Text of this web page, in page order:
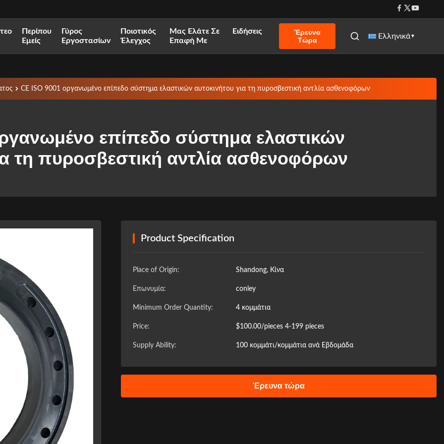
Περίπου
Εμείς
Γύρος
Εργοστασίων
Ποιοτικός
Έλεγχος
Μας Ελάτε Σε
Επαφή Με
Ειδήσεις
Έρευνα
Τώρα
Ελληνικά ▼
CE ISO 9001 οργανωμένο επίπεδο σύστημα ελαστικών αυτοκινήτου για τη πυροσβεστική αντλία ασθενοφόρων
επίπεδο σύστημα ελαστικών
τη πυροσβεστική αντλία ασθενοφόρων
Product Specification
Place of Origin: Shandong, Κίνα
Επωνυμία: conley
Minimum Order Quantity: 4 κομμάτια
Price: $100.00/pieces 4-199 pieces
Supply Ability: 100 κομμάτι/κομμάτια ανά Εβδομάδα
Έρευνα τώρα